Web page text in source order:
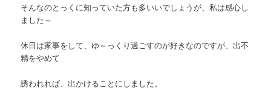
そんなのとっくに知っていた方も多いいでしょうが、私は感心し
ました～
休日は家事をして、ゆ～っくり過ごすのが好きなのですが、出不
精をやめて
誘われれば、出かけることにしました。